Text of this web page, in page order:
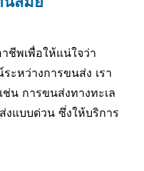
ชีพเพื่อให้แน่ใจว่า
หว่างการขนส่ง เรา
น การขนส่งทางทะเล
งแบบด่วน ซึ่งให้บริการ